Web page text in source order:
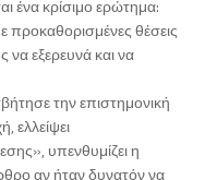
ένα κρίσιμο ερώτημα:
προκαθορισμένες θέσεις
να εξερευνά και να
την επιστημονική
ελλείψει
υπενθυμίζει η
αν ήταν δυνατόν να